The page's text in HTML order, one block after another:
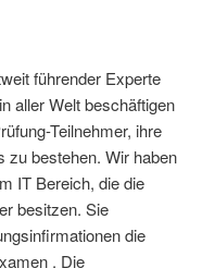
führender Experte
aller Welt beschäftigen
Teilnehmer, ihre
zu bestehen. Wir haben
IT Bereich, die die
besitzen. Sie
die
. Die